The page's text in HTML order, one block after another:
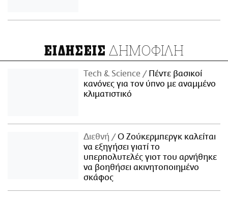
ΕΙΔΗΣΕΙΣ ΔΗΜΟΦΙΛΗ
Τech & Science
Πέντε βασικοί
κανόνες για τον ύπνο με αναμμένο
κλιματιστικό
Διεθνή
Ο Ζούκερμπεργκ καλείται
να εξηγήσει γιατί το
υπερπολυτελές γιοτ του αρνήθηκε
να βοηθήσει ακινητοποιημένο
σκάφος